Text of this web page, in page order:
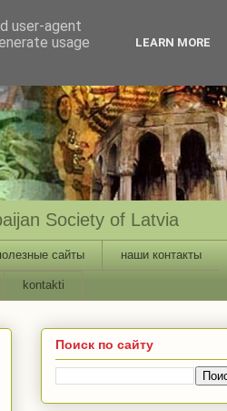
Society of Latvia
сайты наши контакты
kontakti
Поиск по сайту
user-agent
usage
LEARN MORE